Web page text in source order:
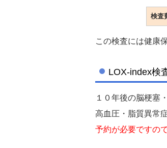
検査
この検査には健康
LOX-index検
１０年後の脳梗塞
高血圧・脂質異常
予約が必要ですの